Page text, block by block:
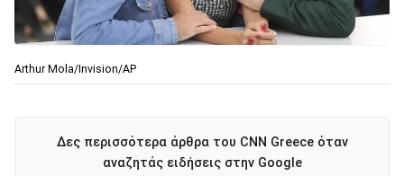
Arthur Mola/Invision/AP
Δες περισσότερα άρθρα του CNN Greece όταν
αναζητάς ειδήσεις στην Google